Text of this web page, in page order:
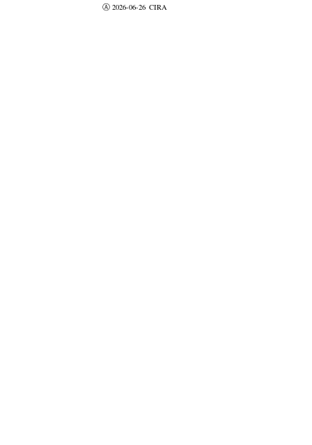
Ⓐ 2026-06-26 CIRA